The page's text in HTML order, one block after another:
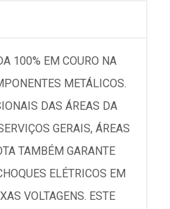
100% EM COURO NA
METÁLICOS.
DAS ÁREAS DA
GERAIS, ÁREAS
TAMBÉM GARANTE
ELÉTRICOS EM
VOLTAGENS. ESTE